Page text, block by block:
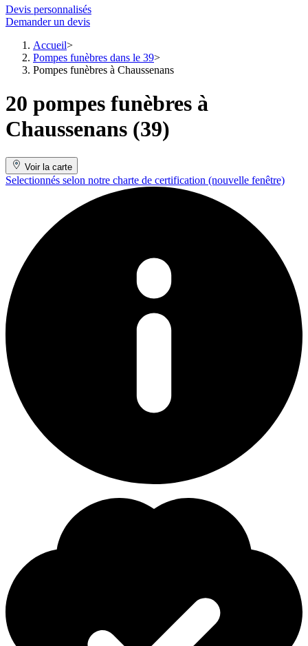
Devis personnalisés
Demander un devis
Accueil
Pompes funèbres dans le 39
Pompes funèbres à Chaussenans
20 pompes funèbres à
Chaussenans (39)
Voir la carte
Selectionnés selon notre charte de certification (nouvelle fenêtre)